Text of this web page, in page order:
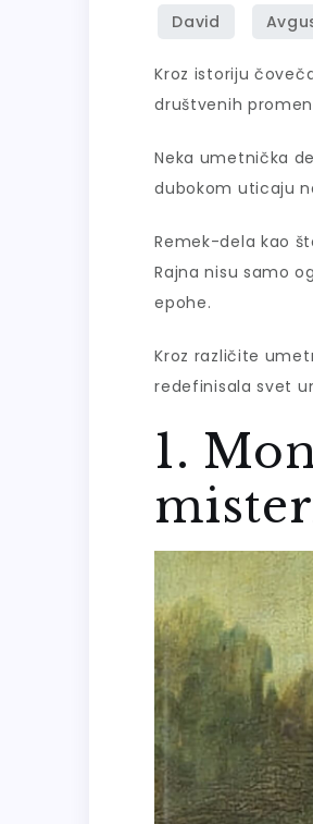
Kroz istoriju
društvenih
Neka umetnička
dubokom uticaju
Remek-dela kao
Rajna nisu samo
epohe.
Kroz različite
redefinisala svet
1.